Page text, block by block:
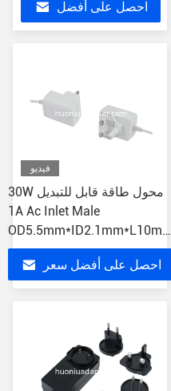
احصل على أفضل
فيديو
30W محول طاقة قابل للتبديل
1A Ac Inlet Male
OD5.5mm*ID2.1mm*L10mm
DC Connector
احصل على أفضل سعر